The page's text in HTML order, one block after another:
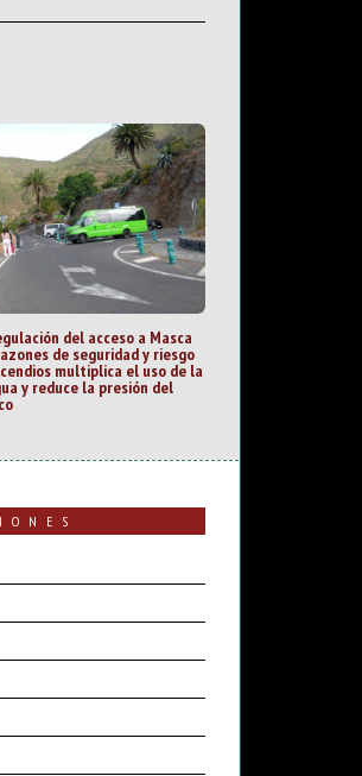
del acceso a Masca
de seguridad y riesgo
multiplica el uso de la
y reduce la presión del